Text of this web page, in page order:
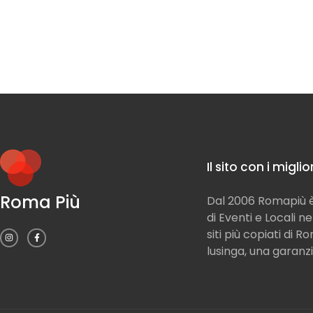
Roma Più
Il sito con i
Dal 2006 Romapiù
di Eventi e Locali
siti più copiati di
lusinga, una